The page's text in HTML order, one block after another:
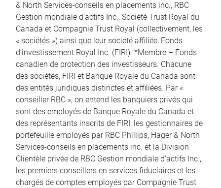
& North Services-conseils en placements inc., RBC
Gestion mondiale d’actifs Inc., Société Trust Royal du
Canada et Compagnie Trust Royal (collectivement, les
« sociétés ») ainsi que leur société affiliée, Fonds
d’investissement Royal Inc. (FIRI). *Membre – Fonds
canadien de protection des investisseurs. Chacune
des sociétés, FIRI et Banque Royale du Canada sont
des entités juridiques distinctes et affiliées. Par «
conseiller RBC », on entend les banquiers privés qui
sont des employés de Banque Royale du Canada et
des représentants inscrits de FIRI, les gestionnaires de
portefeuille employés par RBC Phillips, Hager & North
Services-conseils en placements inc. et la Division
Clientèle privée de RBC Gestion mondiale d’actifs Inc.,
les premiers conseillers en services fiduciaires et les
chargés de comptes employés par Compagnie Trust